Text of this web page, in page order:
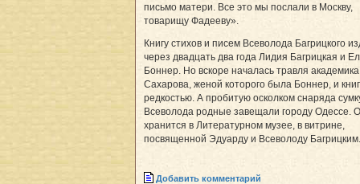
письмо матери. Все это мы послали в Москву,
товарищу Фадееву».
Книгу стихов и писем Всеволода Багрицкого
через двадцать два года Лидия Багрицкая и
Боннер. Но вскоре началась травля академика
Сахарова, женой которого была Боннер, и
редкостью. А пробитую осколком снаряда
Всеволода родные завещали городу Одессе.
хранится в Литературном музее, в витрине,
посвященной Эдуарду и Всеволоду Багрицким.
Добавить комментарий